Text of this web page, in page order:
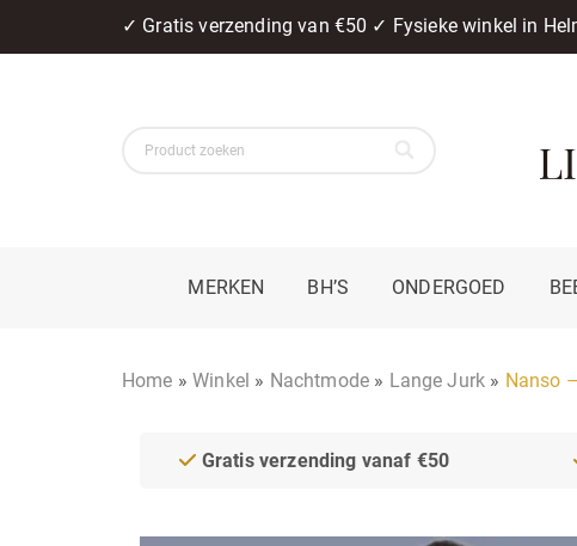
✓ Gratis verzending van €50 ✓ Fysieke winkel in
MERKEN BH’S ONDERGOED
Home »Winkel » Nachtmode » Lange Jurk » Nanso
Gratis verzending vanaf €50